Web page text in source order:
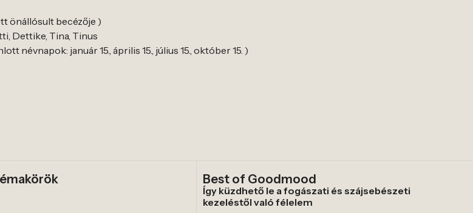
önállósult becézője )
Dettike, Tina, Tinus
névnapok: január 15., április 15., július 15., október 15. )
Best of Goodmood
Így küzdhető le a fogászati és szájsebészeti
kezeléstől való félelem